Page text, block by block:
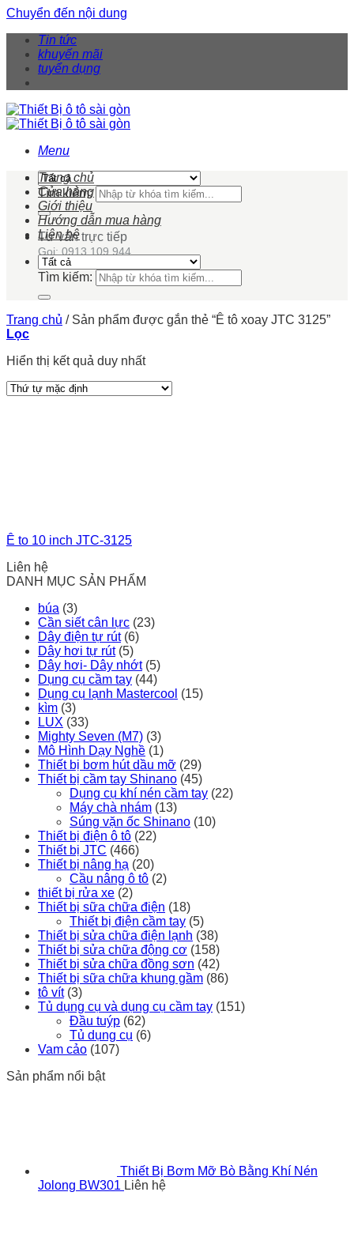
Chuyển đến nội dung
Tin tức
khuyến mãi
tuyển dụng
Menu
Tìm kiếm:
Tư vấn trực tiếp
Gọi: 0913 109 944
Trang chủ
Cửa hàng
Giới thiệu
Hướng dẫn mua hàng
Liên hệ
Tìm kiếm:
Trang chủ /Sản phẩm được gắn thẻ “Ê tô xoay JTC 3125”
Lọc
Hiển thị kết quả duy nhất
Ê to 10 inch JTC-3125
Liên hệ
DANH MỤC SẢN PHẨM
búa (3)
Cần siết cân lực (23)
Dây điện tự rút (6)
Dây hơi tự rút (5)
Dây hơi- Dây nhớt (5)
Dụng cụ cầm tay (44)
Dụng cụ lạnh Mastercool (15)
kìm (3)
LUX (33)
Mighty Seven (M7) (3)
Mô Hình Dạy Nghề (1)
Thiết bị bơm hút dầu mỡ (29)
Thiết bị cầm tay Shinano (45)
Dụng cụ khí nén cầm tay (22)
Máy chà nhám (13)
Súng vặn ốc Shinano (10)
Thiết bị điện ô tô (22)
Thiết bị JTC (466)
Thiết bị nâng hạ (20)
Cầu nâng ô tô (2)
thiết bị rửa xe (2)
Thiết bị sữa chữa điện (18)
Thiết bị điện cầm tay (5)
Thiết bị sửa chữa điện lạnh (38)
Thiết bị sửa chữa động cơ (158)
Thiết bị sửa chữa đồng sơn (42)
Thiết bị sữa chữa khung gầm (86)
tô vít (3)
Tủ dụng cụ và dụng cụ cầm tay (151)
Đầu tuýp (62)
Tủ dụng cụ (6)
Vam cảo (107)
Sản phẩm nổi bật
Thiết Bị Bơm Mỡ Bò Bằng Khí Nén
Jolong BW301 Liên hệ